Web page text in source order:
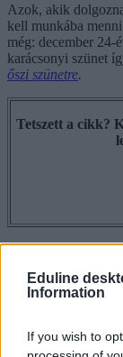
Eduline
Information
If you wish to
Azok, akik
kell munkába
még: december 24-
karácsonyi szünet
őszi szünetre.
Tetszett a cikk?
szombati
őszi szünet
2015-2016
tanítási
hosszú